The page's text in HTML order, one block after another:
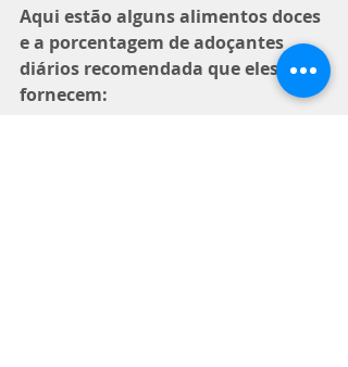
Aqui estão alguns alimentos doces
e a porcentagem de adoçantes
diários recomendada que eles
fornecem: